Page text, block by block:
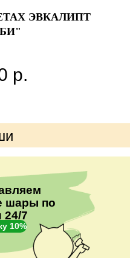
ЭВКАЛИПТ
р.
шары по
24/7
10%